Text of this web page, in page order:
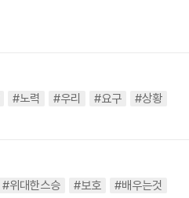
#노력 #우리 #요구 #상황
#위대한스승 #보호
#배우는것